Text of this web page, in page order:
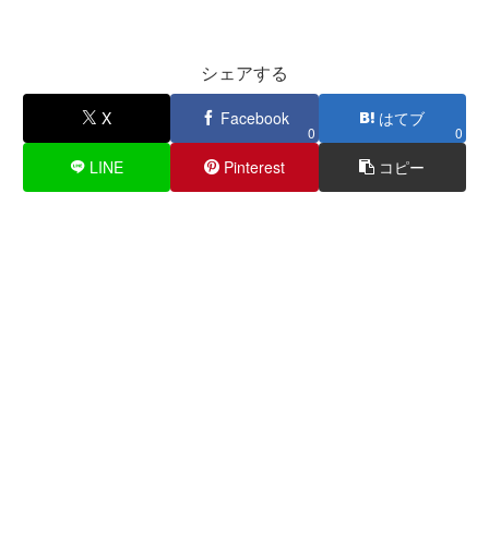
シェアする
X Facebook
0
はてブ
0
LINE Pinterest コピー